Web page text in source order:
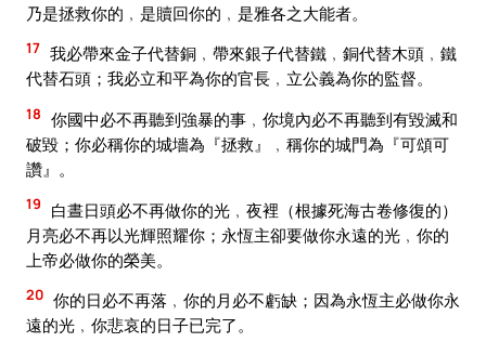
乃是拯救你的﹐是贖回你的﹐是雅各之大能者。
17 我必帶來金子代替銅﹐帶來銀子代替鐵﹐銅代替木頭﹐鐵
代替石頭；我必立和平為你的官長﹐立公義為你的監督。
18 你國中必不再聽到強暴的事﹐你境內必不再聽到有毀滅和
破毀；你必稱你的城墻為『拯救』﹐稱你的城門為『可頌可
讚』。
19
白晝日頭必不再做你的光﹐夜裡（根據死海古卷修復的）
月亮必不再以光輝照耀你；永恆主卻要做你永遠的光﹐你的
上帝必做你的榮美。
20 你的日必不再落﹐你的月必不虧缺；因為永恆主必做你永
遠的光﹐你悲哀的日子已完了。